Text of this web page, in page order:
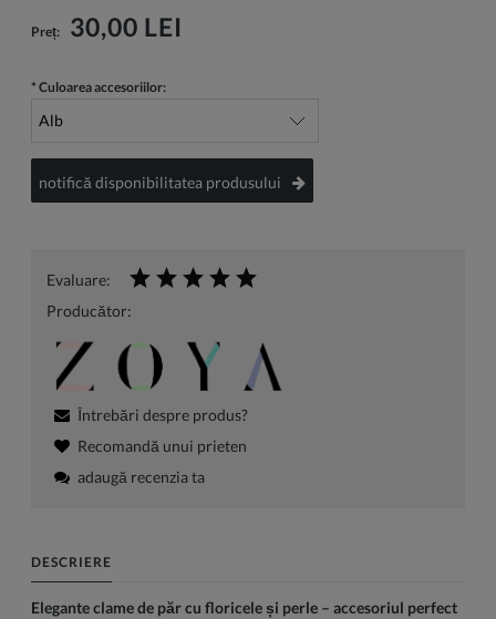
Preț: 30,00 LEI
* Culoarea accesoriilor:
notifică disponibilitatea produsului
Evaluare:
Producător:
Întrebări despre produs?
Recomandă unui prieten
adaugă recenzia ta
DESCRIERE
Elegante clame de păr cu floricele și perle – accesoriul perfect